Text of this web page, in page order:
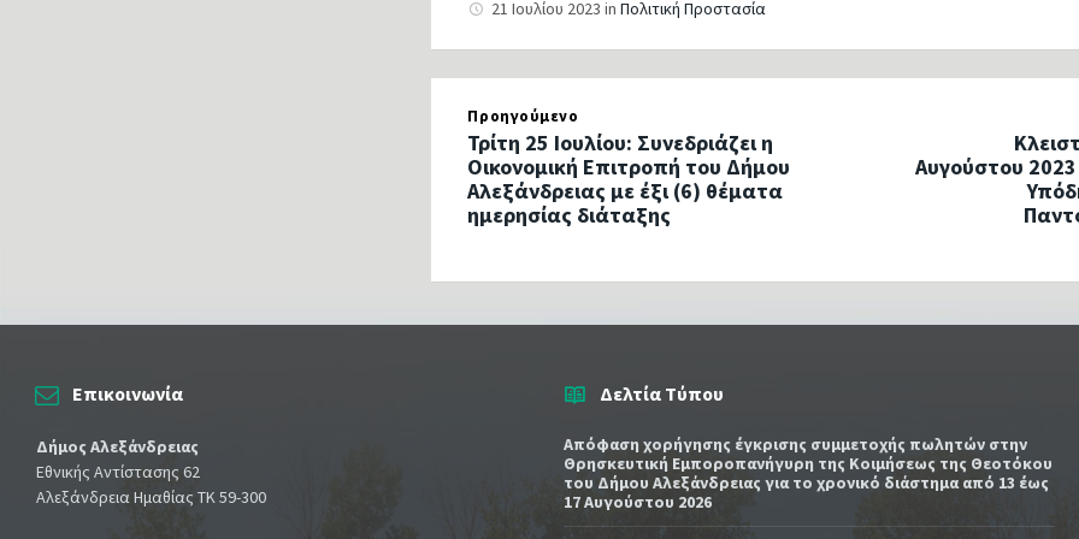
21 Ιουλίου 2023inΠολιτική Προστασία
Προηγούμενο
Τρίτη 25 Ιουλίου: Συνεδριάζει η
Οικονομική Επιτροπή του Δήμου
Αλεξάνδρειας με έξι (6) θέματα
ημερησίας διάταξης
Αυγούστου
Επικοινωνία
Δήμος Αλεξάνδρειας
Εθνικής Αντίστασης 62
Αλεξάνδρεια Ημαθίας ΤΚ 59-300
Δελτία Τύπου
Απόφαση χορήγησης έγκρισης συμμετοχής πωλητών στην
Θρησκευτική Εμποροπανήγυρη της Κοιμήσεως της Θεοτόκου
του Δήμου Αλεξάνδρειας για το χρονικό διάστημα από 13 έως
17 Αυγούστου 2026